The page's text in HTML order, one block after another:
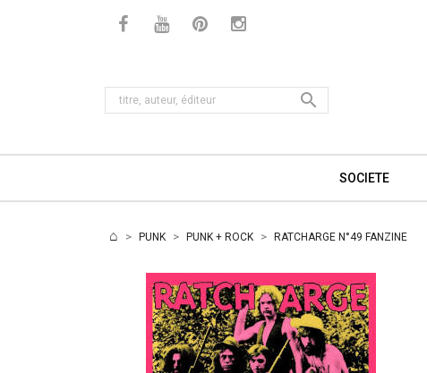

SOCIETE
PUNK PUNK + ROCK RATCHARGE N°49 FANZINE